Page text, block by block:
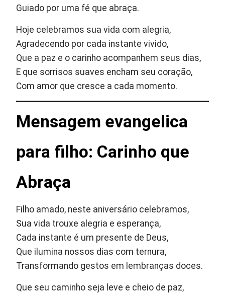
Guiado por uma fé que abraça.
Hoje celebramos sua vida com alegria,
Agradecendo por cada instante vivido,
Que a paz e o carinho acompanhem seus dias,
E que sorrisos suaves encham seu coração,
Com amor que cresce a cada momento.
Mensagem evangelica
para filho: Carinho que
Abraça
Filho amado, neste aniversário celebramos,
Sua vida trouxe alegria e esperança,
Cada instante é um presente de Deus,
Que ilumina nossos dias com ternura,
Transformando gestos em lembranças doces.
Que seu caminho seja leve e cheio de paz,